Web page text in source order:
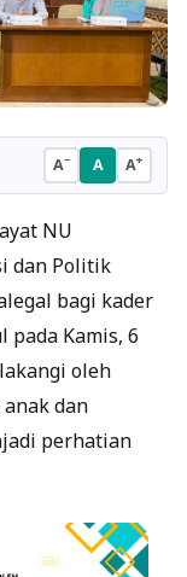
A− A A+
NU
dan Politik
bagi kader
pada Kamis, 6
oleh
dan
perhatian